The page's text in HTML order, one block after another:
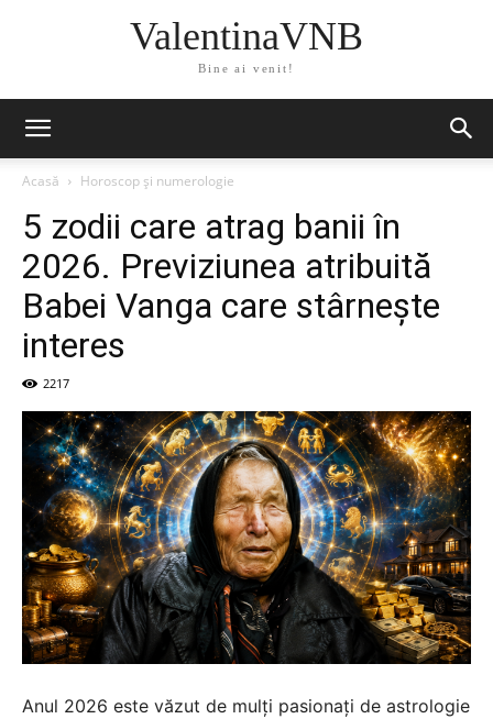
ValentinaVNB
Bine ai venit!
Acasă Horoscop și numerologie
5 zodii care atrag banii în
2026. Previziunea atribuită
Babei Vanga care stârnește
interes
2217
Anul 2026 este văzut de mulți pasionați de astrologie